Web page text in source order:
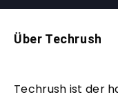
Über Techrush
Techrush ist der